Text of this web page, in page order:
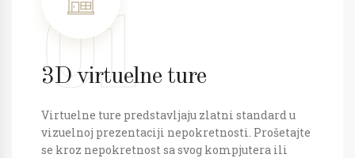
3D virtuelne ture
Virtuelne ture predstavljaju zlatni standard u
vizuelnoj prezentaciji nepokretnosti. Prošetajte
se kroz nepokretnost sa svog kompjutera ili
01